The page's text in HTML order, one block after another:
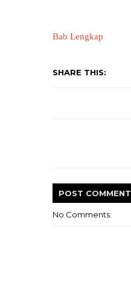
Bab Lengkap
SHARE THIS:
POST COMMENT
No Comments: